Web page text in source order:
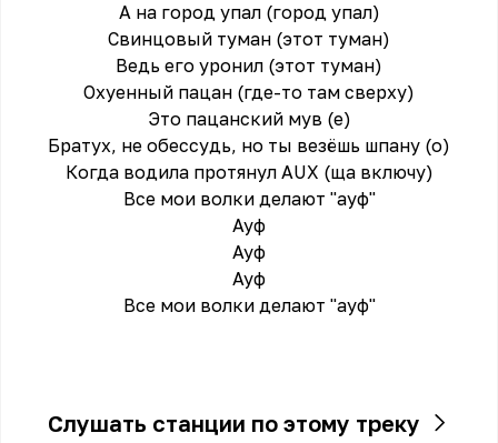
А на город упал (город упал)
Свинцовый туман (этот туман)
Ведь его уронил (этот туман)
Охуенный пацан (где-то там сверху)
Это пацанский мув (е)
Братух, не обессудь, но ты везёшь шпану (о)
Когда водила протянул AUX (ща включу)
Все мои волки делают "ауф"
Ауф
Ауф
Ауф
Все мои волки делают "ауф"
Слушать станции по этому треку